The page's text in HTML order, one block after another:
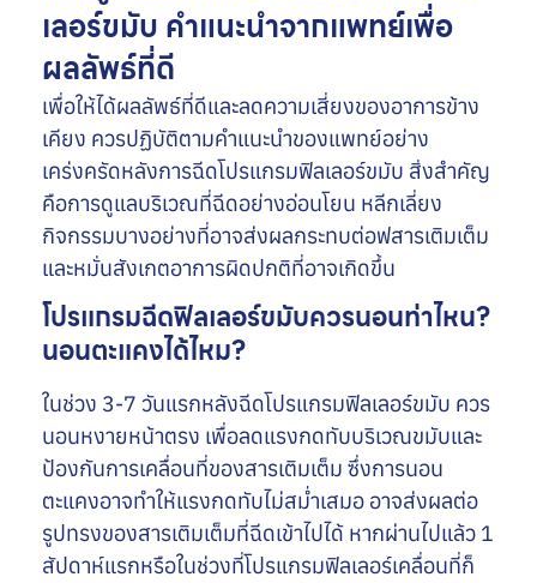
เลอร์ขมับ คำแนะนำจากแพทย์เพื่อ
ผลลัพธ์ที่ดี
เพื่อให้ได้ผลลัพธ์ที่ดีและลดความเสี่ยงของอาการข้าง
เคียง ควรปฏิบัติตามคำแนะนำของแพทย์อย่าง
เคร่งครัดหลังการฉีดโปรแกรมฟิลเลอร์ขมับ สิ่งสำคัญ
คือการดูแลบริเวณที่ฉีดอย่างอ่อนโยน หลีกเลี่ยง
กิจกรรมบางอย่างที่อาจส่งผลกระทบต่อฟสารเติมเต็ม
และหมั่นสังเกตอาการผิดปกติที่อาจเกิดขึ้น
โปรแกรมฉีดฟิลเลอร์ขมับควรนอนท่าไหน?
นอนตะแคงได้ไหม?
ในช่วง 3-7 วันแรกหลังฉีดโปรแกรมฟิลเลอร์ขมับ ควร
นอนหงายหน้าตรง เพื่อลดแรงกดทับบริเวณขมับและ
ป้องกันการเคลื่อนที่ของสารเติมเต็ม ซึ่งการนอน
ตะแคงอาจทำให้แรงกดทับไม่สม่ำเสมอ อาจส่งผลต่อ
รูปทรงของสารเติมเต็มที่ฉีดเข้าไปได้ หากผ่านไปแล้ว 1
สัปดาห์แรกหรือในช่วงที่โปรแกรมฟิลเลอร์เคลื่อนที่ก็